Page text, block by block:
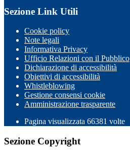
Sezione Link Utili
Cookie policy
Note legali
Informativa Privacy
Ufficio Relazioni con il Pubblico
Dichiarazione di accessibilità
Obiettivi di accessibilità
Whistleblowing
Gestione consensi cookie
Amministrazione trasparente
Pagina visualizzata 66381 volte
Sezione Copyright